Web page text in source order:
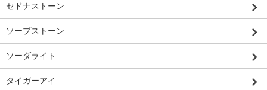
セドナストーン
ソープストーン
ソーダライト
タイガーアイ